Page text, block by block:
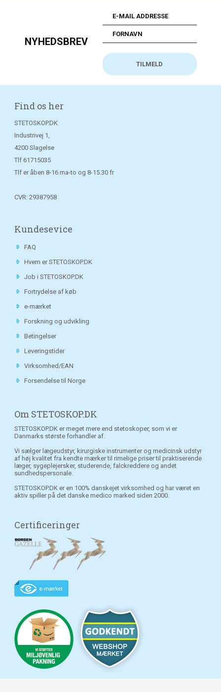
NYHEDSBREV
Find os her
STETOSKOP.DK
Industrivej 1,
4200 Slagelse
Tlf 61715035
Tlf er åben 8-16 ma-to og 8-15.30 fr
CVR: 29387958
Kundesevice
FAQ
Hvem er STETOSKOP.DK
Job i STETOSKOP.DK
Fortrydelse af køb
e-mærket
Forskning og udvikling
Betingelser
Leveringstider
Virksomhed/EAN
Forsendelse til Norge
Om STETOSKOP.DK
STETOSKOP.DK er meget mere end stetoskoper, som vi er
Danmarks største forhandler af.
Vi sælger lægeudstyr, kirurgiske instrumenter og medicinsk udstyr
af høj kvalitet fra kendte mærker til rimelige priser til praktiserende
læger, sygeplejersker, studerende, falckreddere og andet
sundhedspersonale.
STETOSKOP.DK er en 100% danskejet virksomhed og har været en
aktiv spiller på det danske medico marked siden 2000.
Certificeringer